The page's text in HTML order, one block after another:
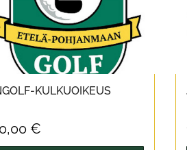
KULKUOIKEUS
€